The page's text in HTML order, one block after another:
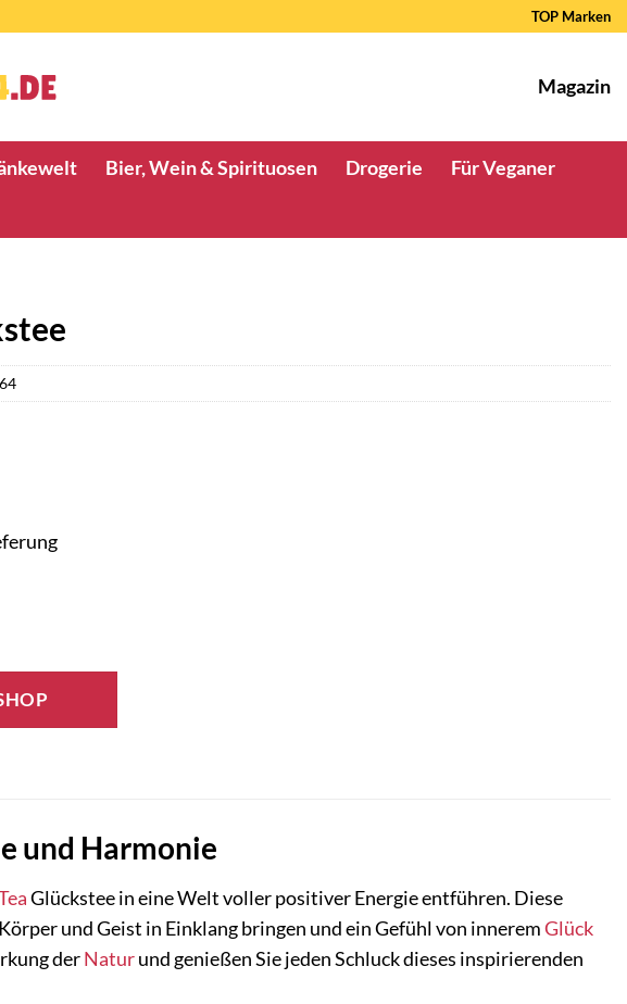
TOP Marken
Magazin
Bier, Wein & Spirituosen Drogerie Für Veganer
und Harmonie
Glückstee in eine Welt voller positiver Energie entführen. Diese
und Geist in Einklang bringen und ein Gefühl von inneremGlück
derNaturund genießen Sie jeden Schluck dieses inspirierenden